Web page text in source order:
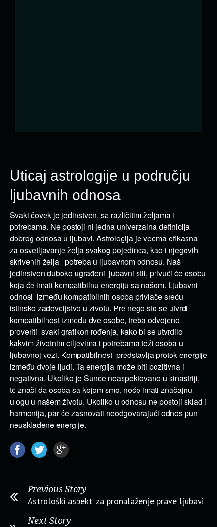
Uticaj astrologije u području
ljubavnih odnosa
Svaki čovek je jedinstven, sa različitim željama i
potrebama. Ne postoji ni jedna univerzalna definicija
dobrog odnosa u ljubavi. Astrologija je veoma efikasna
za osvetljavanje želja svakog pojedinca, kao i njegovih
skrivenih želja i potreba u ljubavnom odnosu. Naš
jedinstven duboko ugrađeni ljubavni stil, privući će osobu
koja će imati kompatibilnu energiju sa našom. Ljubavni
odnosi između kompatibilnih osoba privlače sreću i
istinsko zadovoljstvo u životu. Pre nego što se utvrdi
kompatibilnost između dve osobe, treba odvojeno
proveriti svaki grafikon rođenja, kako bi se utvrdilo
kakvim životnim ciljevima i potrebama teži osoba u
ljubavnoj vezi. Kompatibilnost predstavlja protok energije
između dvoje ljudi. Ta energija može biti pozitivna i
negativna. Ukoliko je Sunce neaspektovano u sinastriji,
to znači da osoba sa kojom smo, neće imati značajnu
ulogu u našem životu. Ukoliko u odnosu ne postoji sklad i
harmonija, par će zasnovati neodgovarajući odnos pun
neusklađene energije.
Previous Story
Astrološki aspekti za pronalaženje prave ljubavi
Next Story